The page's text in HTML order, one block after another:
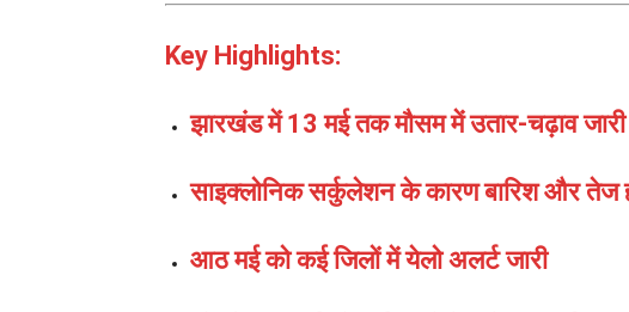
Key Highlights:
झारखंड में 13 मई तक मौसम में उतार-चढ़ाव जारी
साइक्लोनिक सर्कुलेशन के कारण बारिश और तेज
आठ मई को कई जिलों में येलो अलर्ट जारी